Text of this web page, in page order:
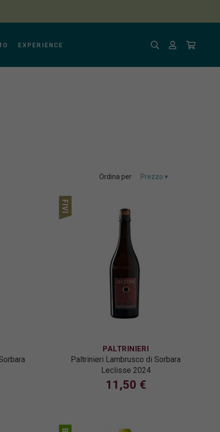
EXPERIENCE
Ordina per
PALTRINIERI
Paltrinieri Lambrusco di Sorbara
Leclisse 2024
11,50 €